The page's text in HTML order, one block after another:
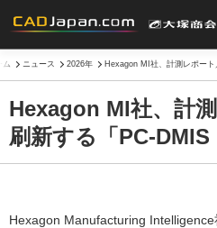
ム ニュース 2026年 Hexagon MI社、計測レポー
Hexagon MI社、計
刷新する「
Hexagon Manufacturing